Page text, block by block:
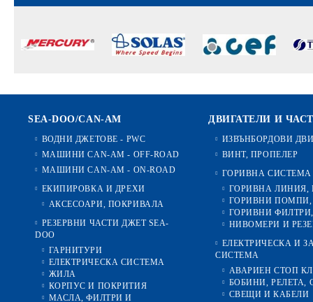
SEA-DOO/CAN-AM
ВОДНИ ДЖЕТОВЕ - PWC
МАШИНИ CAN-AM - OFF-ROAD
МАШИНИ CAN-AM - ON-ROAD
ЕКИПИРОВКА И ДРЕХИ
АКСЕСОАРИ, ПОКРИВАЛА
РЕЗЕРВНИ ЧАСТИ ДЖЕТ SEA-
DOO
ГАРНИТУРИ
ЕЛЕКТРИЧЕСКА СИСТЕМА
ЖИЛА
КОРПУС И ПОКРИТИЯ
МАСЛА, ФИЛТРИ И
ДВИГАТЕЛИ И
ИЗВЪНБОРДОВИ
ВИНТ, ПРОПЕЛЕР
ГОРИВНА СИСТЕМА
ГОРИВНА ЛИНИЯ,
ГОРИВНИ ПОМПИ,
ГОРИВНИ
НИВОМЕРИ И
ЕЛЕКТРИЧЕСКА И
СИСТЕМА
АВАРИЕН СТОП
БОБИНИ, РЕЛЕТА,
СВЕЩИ И КАБЕЛИ